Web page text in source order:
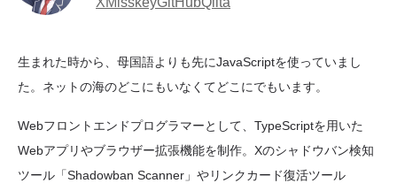
生まれた時から、母国語よりも先にJavaScriptを使っていまし
た。ネットの海のどこにもいなくてどこにでもいます。
Webフロントエンドプログラマーとして、TypeScriptを用いた
Webアプリやブラウザー拡張機能を制作。Xのシャドウバン検知
ツール「Shadowban Scanner」やリンクカード復活ツール